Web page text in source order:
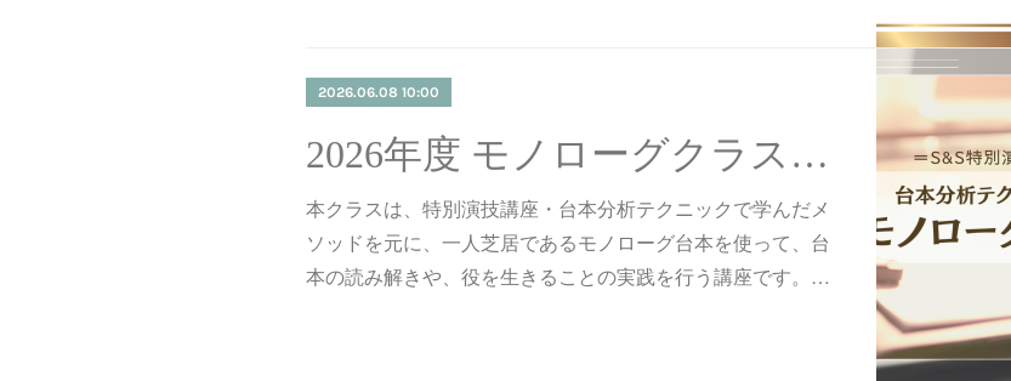
2026.06.08 10:00
2026年度 モノローグクラス受講生募集！
本クラスは、特別演技講座・台本分析テクニックで学んだメ
ソッドを元に、一人芝居であるモノローグ台本を使って、台
本の読み解きや、役を生きることの実践を行う講座です。…